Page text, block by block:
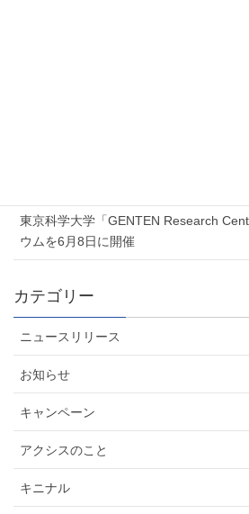
東京科学大学「GENTEN Research
ウムを6月8日に開催
カテゴリー
ニュースリリース
お知らせ
キャンペーン
アクシスのこと
キニナル